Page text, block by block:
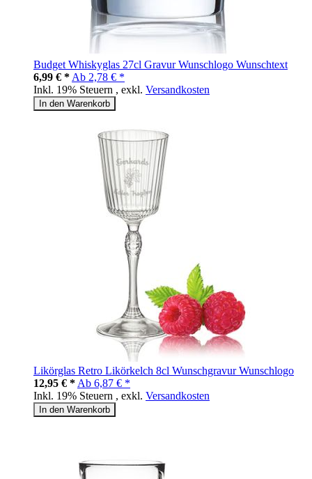
Budget Whiskyglas 27cl Gravur Wunschlogo Wunschtext
6,99 € * Ab 2,78 € *
Inkl. 19% Steuern , exkl. Versandkosten
In den Warenkorb
Likörglas Retro Likörkelch 8cl Wunschgravur Wunschlogo
12,95 € * Ab 6,87 € *
Inkl. 19% Steuern , exkl. Versandkosten
In den Warenkorb